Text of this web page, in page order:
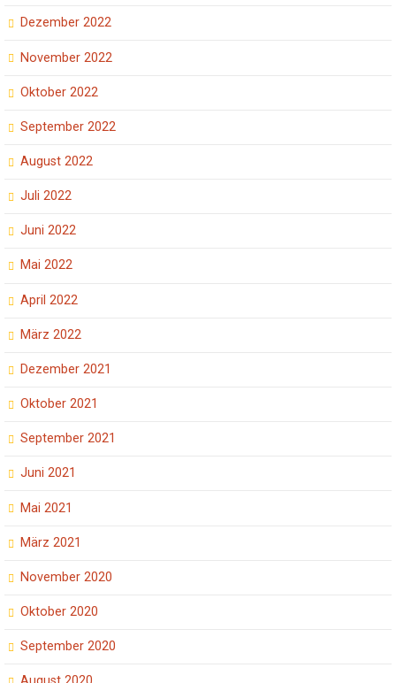
Dezember 2022
November 2022
Oktober 2022
September 2022
August 2022
Juli 2022
Juni 2022
Mai 2022
April 2022
März 2022
Dezember 2021
Oktober 2021
September 2021
Juni 2021
Mai 2021
März 2021
November 2020
Oktober 2020
September 2020